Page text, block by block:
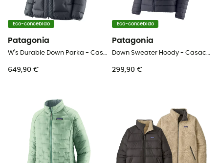
Eco-concebido
Patagonia
W's Durable Down Parka - Casaco penas mulher
649,90 €
Eco-concebido
Patagonia
Down Sweater Hoody - Casaco penas mulher
299,90 €